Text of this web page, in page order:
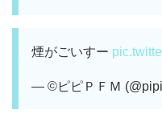
煙がごいすー
— ©ピピＰＦＭ